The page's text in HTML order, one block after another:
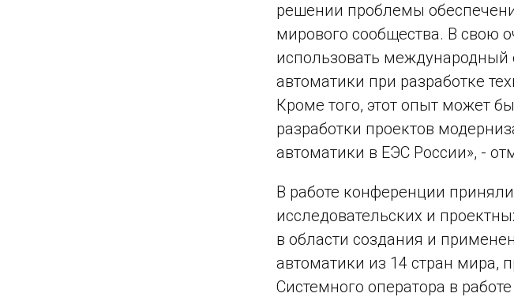
решении проблемы
мирового сообщества. В свою
использовать
автоматики при разработке
Кроме того, этот опыт может
разработки проектов
автоматики в ЕЭС России», -
В работе конференции
исследовательских и
в области создания и
автоматики из 14 стран мира,
Системного оператора в